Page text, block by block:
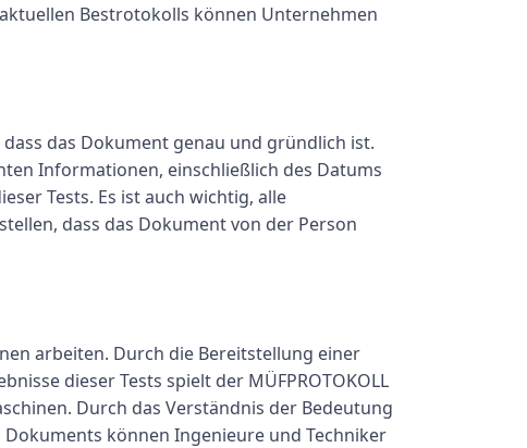
Bestrotokolls können Unternehmen
das Dokument genau und gründlich ist.
Informationen, einschließlich des Datums
Tests. Es ist auch wichtig, alle
dass das Dokument von der Person
arbeiten. Durch die Bereitstellung einer
dieser Tests spielt der MÜFPROTOKOLL
Durch das Verständnis der Bedeutung
Dokuments können Ingenieure und Techniker